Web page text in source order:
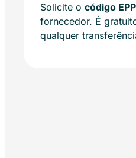
Solicite o código EPP
fornecedor. É
qualquer